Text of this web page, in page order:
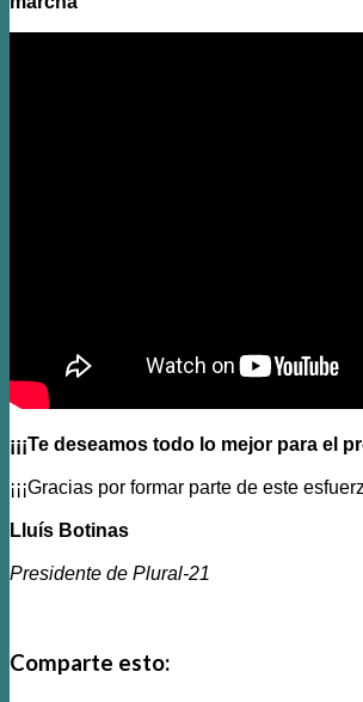
¡¡¡Te deseamos todo lo mejor para el
¡¡¡Gracias por formar parte de este
Lluís Botinas
Presidente de Plural-21
Comparte esto: